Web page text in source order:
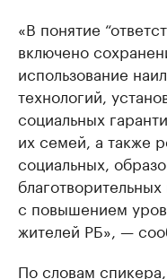
«В понятие
включено
использование
технологий,
социальных
их семей, а также
социальных,
с повышением
жителей РБ», —
По словам